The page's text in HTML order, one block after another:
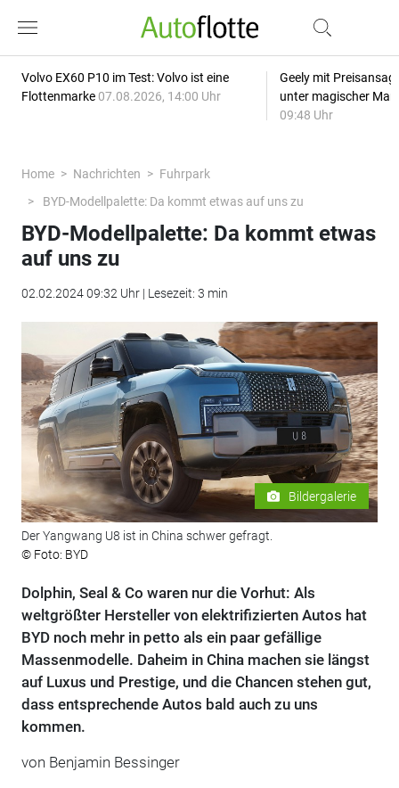
Volvo EX60 P10 im Test: Volvo ist eine
Flottenmarke 07.08.2026, 14:00 Uhr
Geely mit
unter magischer
09:48 Uhr
Home Nachrichten
Fuhrpark
BYD-Modellpalette: Da kommt etwas auf uns zu
BYD-Modellpalette: Da kommt etwas
auf uns zu
02.02.2024 09:32 Uhr | Lesezeit: 3 min
Bildergalerie
Der Yangwang U8 ist in China schwer gefragt.
© Foto: BYD
Dolphin, Seal & Co waren nur die Vorhut: Als
weltgrößter Hersteller von elektrifizierten Autos hat
BYD noch mehr in petto als ein paar gefällige
Massenmodelle. Daheim in China machen sie längst
auf Luxus und Prestige, und die Chancen stehen gut,
dass entsprechende Autos bald auch zu uns
kommen.
von Benjamin Bessinger